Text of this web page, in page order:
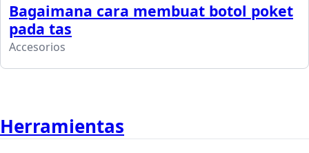
Bagaimana cara membuat botol poket
pada tas
Accesorios
Herramientas